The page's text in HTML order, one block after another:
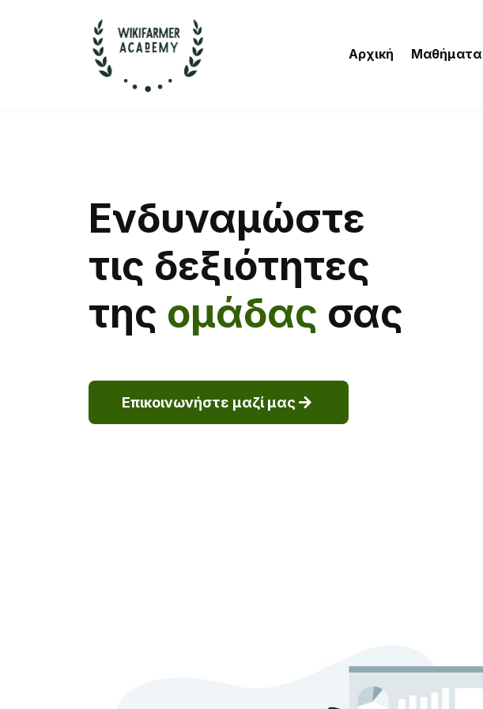
Αρχική Μαθήματα
Ενδυναμώστε
τις δεξιότητες
της ομάδας σας
Επικοινωνήστε μαζί μας